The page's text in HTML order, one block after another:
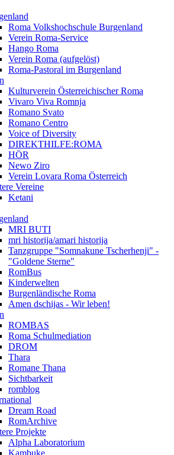
Roma Volkshochschule Burgenland
Verein Roma-Service
Hango Roma
Verein Roma (aufgelöst)
Roma-Pastoral im Burgenland
Kulturverein Österreichischer Roma
Vivaro Viva Romnja
Romano Svato
Romano Centro
Voice of Diversity
DIREKTHILFE:ROMA
HÖR
Newo Ziro
Verein Lovara Roma Österreich
Vereine
Ketani
MRI BUTI
mri historija/amari historija
Tanzgruppe "Somnakune Tscherhenji" -
"Goldene Sterne"
RomBus
Kinderwelten
Burgenländische Roma
Amen dschijas - Wir leben!
ROMBAS
Roma Schulmediation
DROM
Thara
Romane Thana
Sichtbarkeit
romblog
Dream Road
RomArchive
Projekte
Alpha Laboratorium
Kambuke